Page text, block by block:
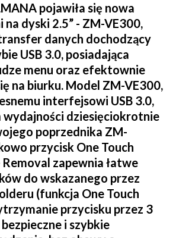
pojawiła się nowa
na dyski 2.5” - ZM-VE300,
danych dochodzący
USB 3.0, posiadająca
menu oraz efektownie
na biurku. Model ZM-VE300,
interfejsowi USB 3.0,
wydajności dziesięciokrotnie
poprzednika ZM-
przycisk One Touch
zapewnia łatwe
do wskazanego przez
(funkcja One Touch
przycisku przez 3
i szybkie